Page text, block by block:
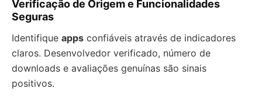
Verificação de Origem e Funcionalidades
Seguras
Identifique apps confiáveis através de indicadores
claros. Desenvolvedor verificado, número de
downloads e avaliações genuínas são sinais
positivos.